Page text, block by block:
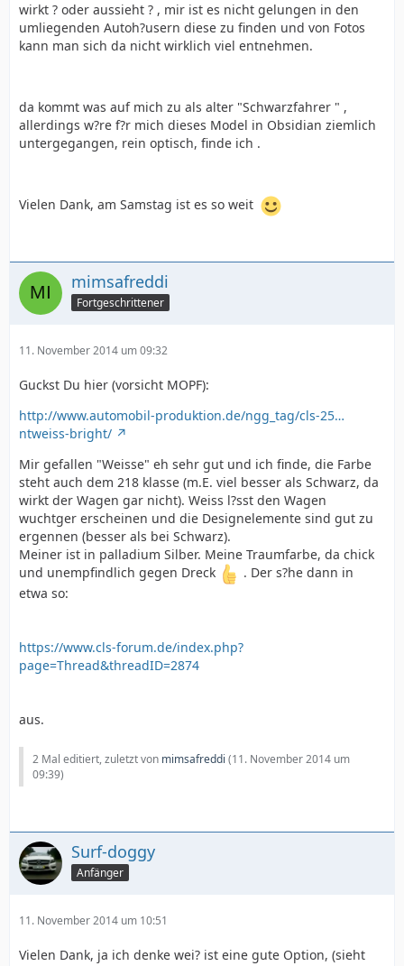
wirkt ? oder aussieht ? , mir ist es nicht gelungen in den
umliegenden Autoh?usern diese zu finden und von Fotos
kann man sich da nicht wirklich viel entnehmen.
da kommt was auf mich zu als alter "Schwarzfahrer " ,
allerdings w?re f?r mich dieses Model in Obsidian ziemlich
untergegangen, rein optisch, finde ich .
Vielen Dank, am Samstag ist es so weit
mimsafreddi
Fortgeschrittener
11. November 2014 um 09:32
Guckst Du hier (vorsicht MOPF):
http://www.automobil-produktion.de/ngg_tag/cls-25…
ntweiss-bright/
Mir gefallen "Weisse" eh sehr gut und ich finde, die Farbe
steht auch dem 218 klasse (m.E. viel besser als Schwarz, da
wirkt der Wagen gar nicht). Weiss l?sst den Wagen
wuchtger erscheinen und die Designelemente sind gut zu
ergennen (besser als bei Schwarz).
Meiner ist in palladium Silber. Meine Traumfarbe, da chick
und unempfindlich gegen Dreck
. Der s?he dann in
etwa so:
https://www.cls-forum.de/index.php?
page=Thread&threadID=2874
aus.
2 Mal editiert, zuletzt von mimsafreddi (11. November 2014 um
09:39)
Surf-doggy
Anfänger
11. November 2014 um 10:51
Vielen Dank, ja ich denke wei? ist eine gute Option, (sieht